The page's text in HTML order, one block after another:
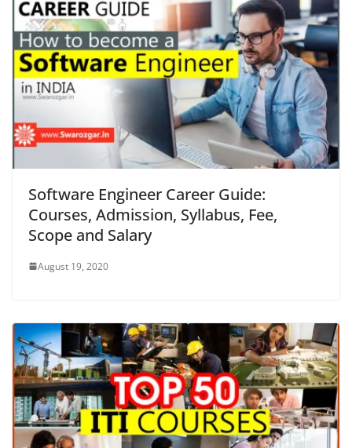
Software Engineer Career Guide:
Courses, Admission, Syllabus, Fee,
Scope and Salary
August 19, 2020